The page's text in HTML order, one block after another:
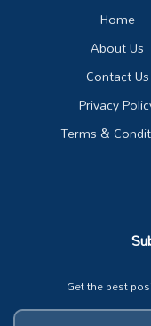
Home
About Us
Contact Us
Privacy
Terms &
Get the best